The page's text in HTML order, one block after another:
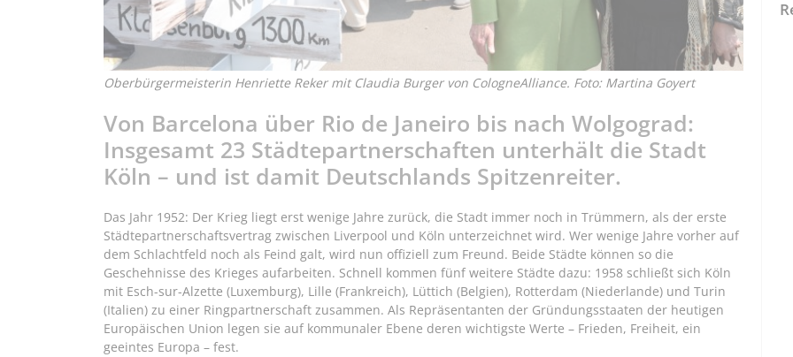
Oberbürgermeisterin Henriette Reker mit Claudia Burger von CologneAlliance. Foto: Martina Goyert
Von Barcelona über Rio de Janeiro bis nach Wolgograd:
Insgesamt 23 Städtepartnerschaften unterhält die Stadt
Köln – und ist damit Deutschlands Spitzenreiter.
Das Jahr 1952: Der Krieg liegt erst wenige Jahre zurück, die Stadt immer noch in Trümmern, als der erste
Städtepartnerschaftsvertrag zwischen Liverpool und Köln unterzeichnet wird. Wer wenige Jahre vorher auf
dem Schlachtfeld noch als Feind galt, wird nun offiziell zum Freund. Beide Städte können so die
Geschehnisse des Krieges aufarbeiten. Schnell kommen fünf weitere Städte dazu: 1958 schließt sich Köln
mit Esch-sur-Alzette (Luxemburg), Lille (Frankreich), Lüttich (Belgien), Rotterdam (Niederlande) und Turin
(Italien) zu einer Ringpartnerschaft zusammen. Als Repräsentanten der Gründungsstaaten der heutigen
Europäischen Union legen sie auf kommunaler Ebene deren wichtigste Werte – Frieden, Freiheit, ein
geeintes Europa – fest.